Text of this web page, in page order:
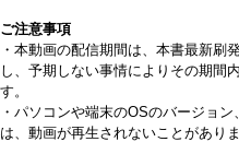
ご注意事項
・本動画の配信期間は、本書最新刷
し、予期しない事情によりその期間
す。
・パソコンや端末のOSのバージョ
は、動画が再生されないことがありま